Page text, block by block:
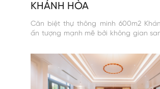
KHÁNH HÒA
Căn biệt thự thông minh 600m2
ấn tượng mạnh mẽ bởi không gian